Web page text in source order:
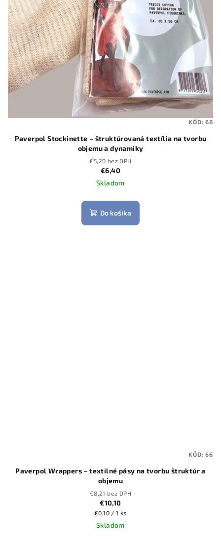
Paverpol Stockinette – štruktúrovaná textília na tvorbu
objemu a dynamiky
€5,20 bez DPH
€6,40
Skladom
Do košíka
KÓD:68
Paverpol Wrappers – textilné pásy na tvorbu štruktúr a
objemu
€8,21 bez DPH
€10,10
Jednotková
cena:
€0,10 / 1 ks
Skladom
KÓD:66